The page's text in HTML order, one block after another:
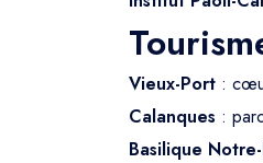
Vieux-Port :
Calanques :
Basilique